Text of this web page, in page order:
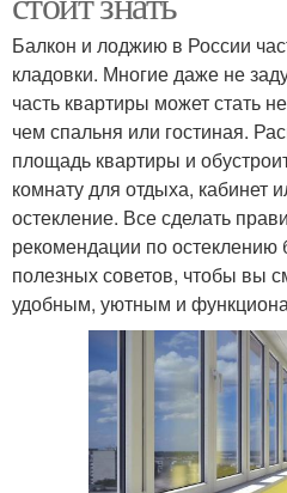
Балкон и лоджию в России
кладовки. Многие даже не
часть квартиры может стать
чем спальня или гостиная.
площадь квартиры и
комнату для отдыха, кабинет
остекление. Все сделать
рекомендации по
полезных советов, чтобы вы
удобным, уютным и